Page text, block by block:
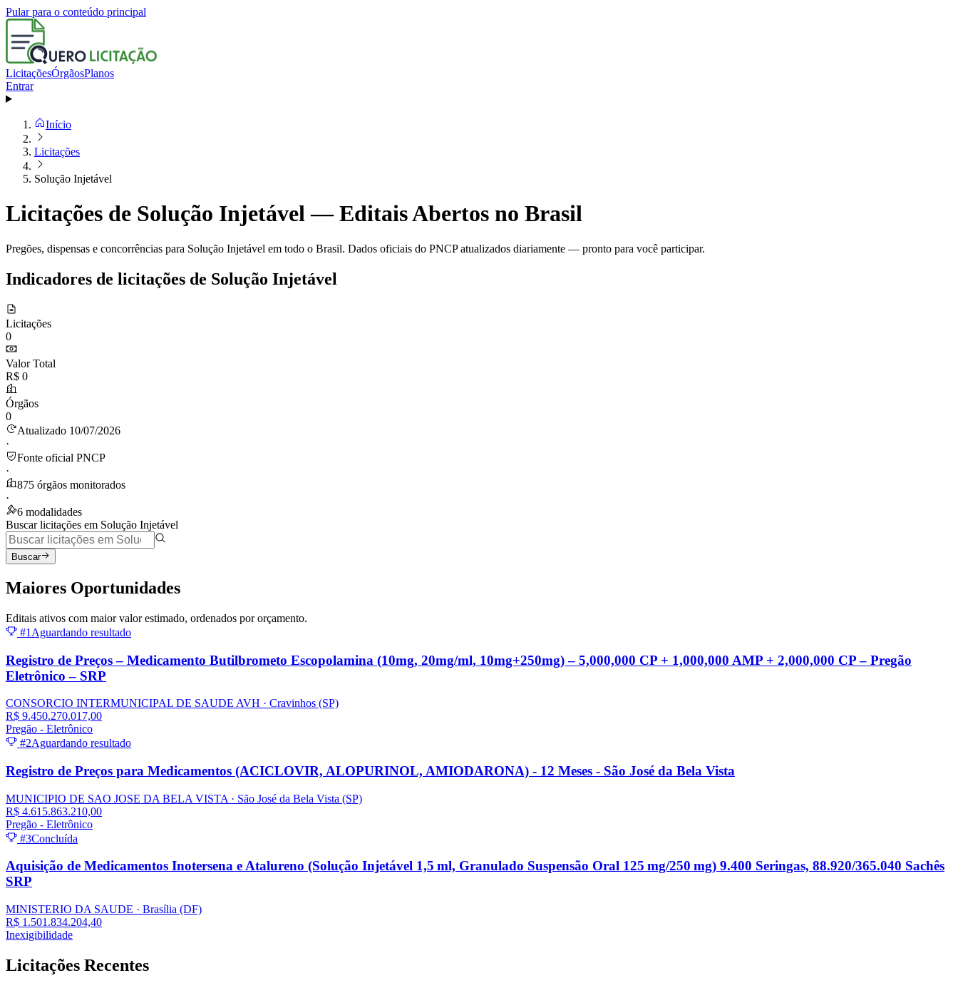
Pular para o conteúdo principal
LicitaçõesÓrgãosPlanos
Entrar
Início
Licitações
Solução Injetável
Licitações de Solução Injetável — Editais Abertos no Brasil
Pregões, dispensas e concorrências para Solução Injetável em todo o Brasil. Dados oficiais do PNCP atualizados diariamente — pronto para você participar.
Indicadores de licitações de Solução Injetável
Licitações
0
Valor Total
R$ 0
Órgãos
0
Atualizado 10/07/2026
·
Fonte oficial PNCP
·
875 órgãos monitorados
·
6 modalidades
Buscar licitações em Solução Injetável
Buscar
Maiores Oportunidades
Editais ativos com maior valor estimado, ordenados por orçamento.
#1 Aguardando resultado
Registro de Preços – Medicamento Butilbrometo Escopolamina (10mg, 20mg/ml, 10mg+250mg) – 5,000,000 CP + 1,000,000 AMP + 2,000,000 CP – Pregão
Eletrônico – SRP
CONSORCIO INTERMUNICIPAL DE SAUDE AVH · Cravinhos (SP)
R$ 9.450.270.017,00
Pregão - Eletrônico
#2Aguardando resultado
Registro de Preços para Medicamentos (ACICLOVIR, ALOPURINOL, AMIODARONA) - 12 Meses - São José da Bela Vista
MUNICIPIO DE SAO JOSE DA BELA VISTA · São José da Bela Vista (SP)
R$ 4.615.863.210,00
Pregão - Eletrônico
#3Concluída
Aquisição de Medicamentos Inotersena e Atalureno (Solução Injetável 1,5 ml, Granulado Suspensão Oral 125 mg/250 mg) 9.400 Seringas, 88.920/365.040 Sachês
SRP
MINISTERIO DA SAUDE · Brasília (DF)
R$ 1.501.834.204,40
Inexigibilidade
Licitações Recentes